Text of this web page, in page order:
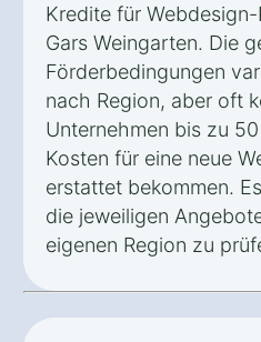
Kredite für
Gars Weingarten. Die
Förderbedingungen
nach Region, aber oft
Unternehmen bis zu
Kosten für eine neue
erstattet bekommen.
die jeweiligen
eigenen Region zu